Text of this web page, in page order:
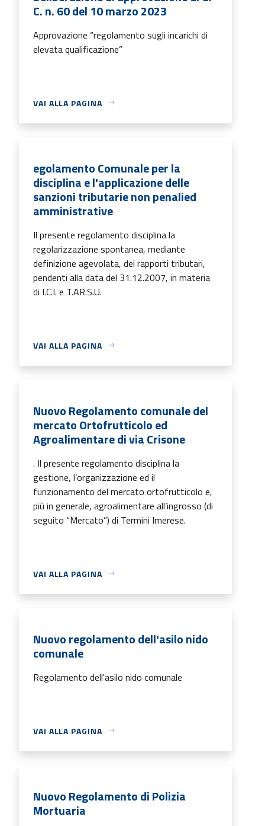
C. n. 60 del 10 marzo 2023
Approvazione “regolamento sugli incarichi di
elevata qualificazione”
VAI ALLA PAGINA
egolamento Comunale per la
disciplina e l'applicazione delle
sanzioni tributarie non penalied
amministrative
Il presente regolamento disciplina la
regolarizzazione spontanea, mediante
definizione agevolata, dei rapporti tributari,
pendenti alla data del 31.12.2007, in materia
di I.C.I. e T.AR.S.U.
VAI ALLA PAGINA
Nuovo Regolamento comunale del
mercato Ortofrutticolo ed
Agroalimentare di via Crisone
. Il presente regolamento disciplina la
gestione, l’organizzazione ed il
funzionamento del mercato ortofrutticolo e,
più in generale, agroalimentare all’ingrosso (di
seguito “Mercato”) di Termini Imerese.
VAI ALLA PAGINA
Nuovo regolamento dell'asilo nido
comunale
Regolamento dell'asilo nido comunale
VAI ALLA PAGINA
Nuovo Regolamento di Polizia
Mortuaria